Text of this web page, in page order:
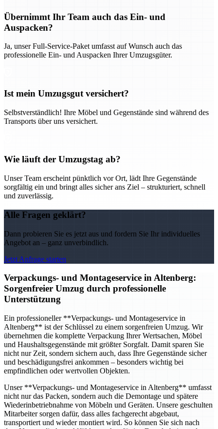
Übernimmt Ihr Team auch das Ein- und
Auspacken?
Ja, unser Full-Service-Paket umfasst auf Wunsch auch das
professionelle Ein- und Auspacken Ihrer Umzugsgüter.
Ist mein Umzugsgut versichert?
Selbstverständlich! Ihre Möbel und Gegenstände sind während des
Transports über uns versichert.
Wie läuft der Umzugstag ab?
Unser Team erscheint pünktlich vor Ort, lädt Ihre Gegenstände
sorgfältig ein und bringt alles sicher ans Ziel – strukturiert, schnell
und zuverlässig.
Alle Fragen geklärt?
Dann probieren Sie es jetzt aus und fordern Sie Ihr individuelles
Angebot an – ganz unverbindlich.
Jetzt Anfrage starten
Verpackungs- und Montageservice in Altenberg:
Sorgenfreier Umzug durch professionelle
Unterstützung
Ein professioneller **Verpackungs- und Montageservice in
Altenberg** ist der Schlüssel zu einem sorgenfreien Umzug. Wir
übernehmen die komplette Verpackung Ihrer Wertsachen, Möbel
und Haushaltsgegenstände mit größter Sorgfalt. Damit sparen Sie
nicht nur Zeit, sondern sichern auch, dass Ihre Gegenstände sicher
und beschädigungsfrei ankommen – besonders wichtig bei
empfindlichen oder wertvollen Objekten.
Unser **Verpackungs- und Montageservice in Altenberg** umfasst
nicht nur das Packen, sondern auch die Demontage und spätere
Wiederinbetriebnahme von Möbeln und Geräten. Unsere geschulten
Mitarbeiter sorgen dafür, dass alles fachgerecht abgebaut,
transportiert und wieder montiert wird. So können Sie sich nach